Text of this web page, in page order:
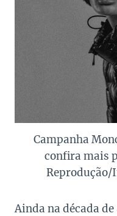
Campanha
confira mais
Ainda na década